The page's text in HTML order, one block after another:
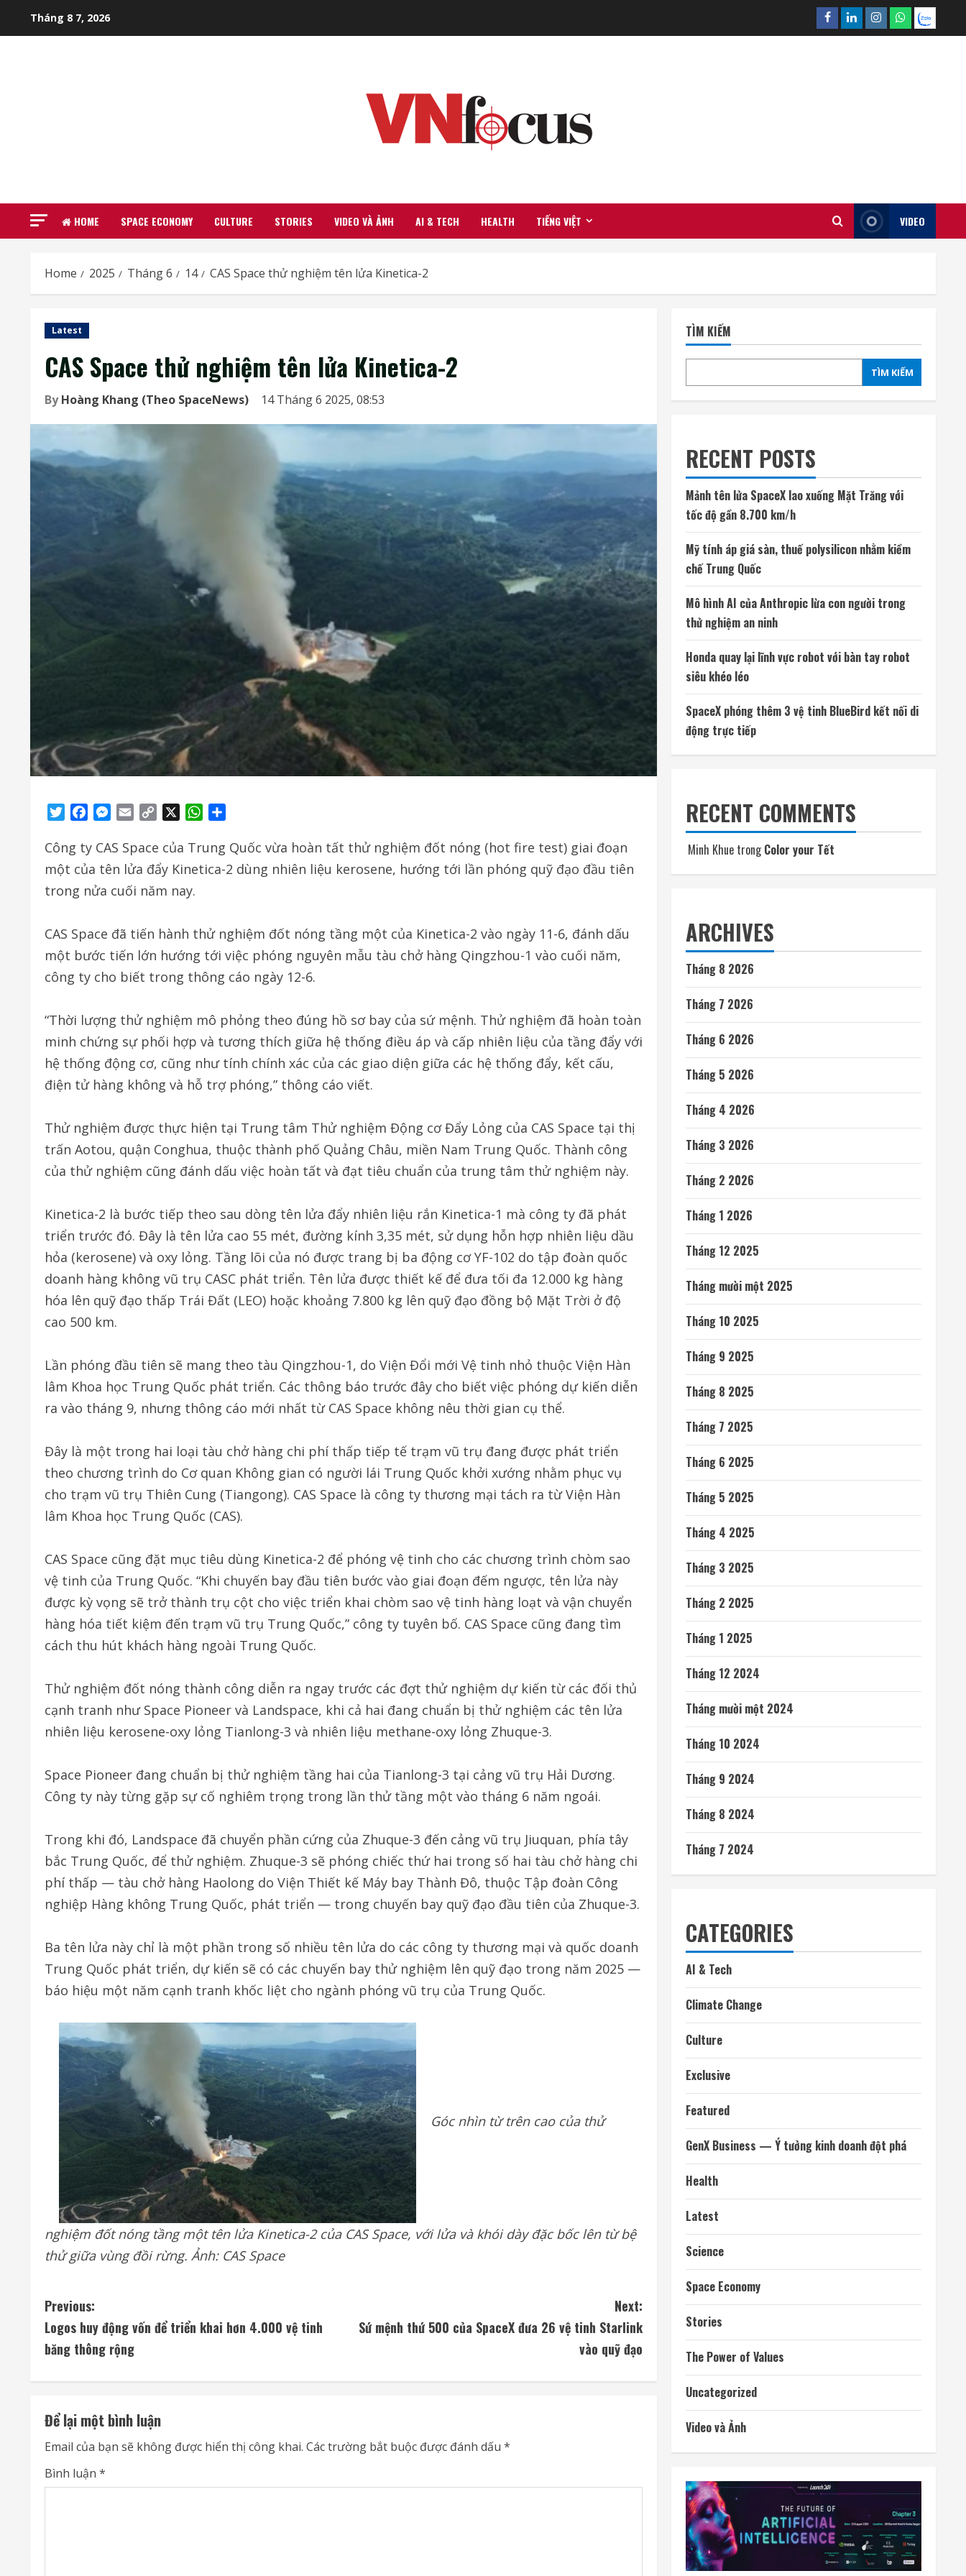
Tháng 8 7, 2026 Facebook
LinkedinInstagram
What’sapp
Zalo
HOME SPACE ECONOMY CULTURE STORIES VIDEO VÀ ẢNH AI & TECH HEALTH TIẾNG VIỆT VIDEO
Home 2025 Tháng 6 14 CAS Space thử nghiệm tên lửa Kinetica-2
Latest
CAS Space thử nghiệm tên lửa Kinetica-2
ByHoàng Khang (Theo SpaceNews) 14 Tháng 6 2025, 08:53
TwitterFacebookMessenger
Email
Copy
WhatsApp
Công ty CAS Space của Trung Quốc vừa hoàn tất thử nghiệm đốt nóng (hot fire test) giai đoạn
một của tên lửa đẩy Kinetica-2 dùng nhiên liệu kerosene, hướng tới lần phóng quỹ đạo đầu tiên
trong nửa cuối năm nay.
CAS Space đã tiến hành thử nghiệm đốt nóng tầng một của Kinetica-2 vào ngày 11-6, đánh dấu
một bước tiến lớn hướng tới việc phóng nguyên mẫu tàu chở hàng Qingzhou-1 vào cuối năm,
công ty cho biết trong thông cáo ngày 12-6.
“Thời lượng thử nghiệm mô phỏng theo đúng hồ sơ bay của sứ mệnh. Thử nghiệm đã hoàn toàn
minh chứng sự phối hợp và tương thích giữa hệ thống điều áp và cấp nhiên liệu của tầng đẩy với
hệ thống động cơ, cũng như tính chính xác của các giao diện giữa các hệ thống đẩy, kết cấu,
điện tử hàng không và hỗ trợ phóng,” thông cáo viết.
Thử nghiệm được thực hiện tại Trung tâm Thử nghiệm Động cơ Đẩy Lỏng của CAS Space tại thị
trấn Aotou, quận Conghua, thuộc thành phố Quảng Châu, miền Nam Trung Quốc. Thành công
của thử nghiệm cũng đánh dấu việc hoàn tất và đạt tiêu chuẩn của trung tâm thử nghiệm này.
Kinetica-2 là bước tiếp theo sau dòng tên lửa đẩy nhiên liệu rắn Kinetica-1 mà công ty đã phát
triển trước đó. Đây là tên lửa cao 55 mét, đường kính 3,35 mét, sử dụng hỗn hợp nhiên liệu dầu
hỏa (kerosene) và oxy lỏng. Tầng lõi của nó được trang bị ba động cơ YF-102 do tập đoàn quốc
doanh hàng không vũ trụ CASC phát triển. Tên lửa được thiết kế để đưa tối đa 12.000 kg hàng
hóa lên quỹ đạo thấp Trái Đất (LEO) hoặc khoảng 7.800 kg lên quỹ đạo đồng bộ Mặt Trời ở độ
cao 500 km.
Lần phóng đầu tiên sẽ mang theo tàu Qingzhou-1, do Viện Đổi mới Vệ tinh nhỏ thuộc Viện Hàn
lâm Khoa học Trung Quốc phát triển. Các thông báo trước đây cho biết việc phóng dự kiến diễn
ra vào tháng 9, nhưng thông cáo mới nhất từ CAS Space không nêu thời gian cụ thể.
Đây là một trong hai loại tàu chở hàng chi phí thấp tiếp tế trạm vũ trụ đang được phát triển
theo chương trình do Cơ quan Không gian có người lái Trung Quốc khởi xướng nhằm phục vụ
cho trạm vũ trụ Thiên Cung (Tiangong). CAS Space là công ty thương mại tách ra từ Viện Hàn
lâm Khoa học Trung Quốc (CAS).
CAS Space cũng đặt mục tiêu dùng Kinetica-2 để phóng vệ tinh cho các chương trình chòm sao
vệ tinh của Trung Quốc. “Khi chuyến bay đầu tiên bước vào giai đoạn đếm ngược, tên lửa này
được kỳ vọng sẽ trở thành trụ cột cho việc triển khai chòm sao vệ tinh hàng loạt và vận chuyển
hàng hóa tiết kiệm đến trạm vũ trụ Trung Quốc,” công ty tuyên bố. CAS Space cũng đang tìm
cách thu hút khách hàng ngoài Trung Quốc.
Thử nghiệm đốt nóng thành công diễn ra ngay trước các đợt thử nghiệm dự kiến từ các đối thủ
cạnh tranh như Space Pioneer và Landspace, khi cả hai đang chuẩn bị thử nghiệm các tên lửa
nhiên liệu kerosene-oxy lỏng Tianlong-3 và nhiên liệu methane-oxy lỏng Zhuque-3.
Space Pioneer đang chuẩn bị thử nghiệm tầng hai của Tianlong-3 tại cảng vũ trụ Hải Dương.
Công ty này từng gặp sự cố nghiêm trọng trong lần thử tầng một vào tháng 6 năm ngoái.
Trong khi đó, Landspace đã chuyển phần cứng của Zhuque-3 đến cảng vũ trụ Jiuquan, phía tây
bắc Trung Quốc, để thử nghiệm. Zhuque-3 sẽ phóng chiếc thứ hai trong số hai tàu chở hàng chi
phí thấp — tàu chở hàng Haolong do Viện Thiết kế Máy bay Thành Đô, thuộc Tập đoàn Công
nghiệp Hàng không Trung Quốc, phát triển — trong chuyến bay quỹ đạo đầu tiên của Zhuque-3.
Ba tên lửa này chỉ là một phần trong số nhiều tên lửa do các công ty thương mại và quốc doanh
Trung Quốc phát triển, dự kiến sẽ có các chuyến bay thử nghiệm lên quỹ đạo trong năm 2025 —
báo hiệu một năm cạnh tranh khốc liệt cho ngành phóng vũ trụ của Trung Quốc.
Góc nhìn từ trên cao của thử
nghiệm đốt nóng tầng một tên lửa Kinetica-2 của CAS Space, với lửa và khói dày đặc bốc lên từ bệ
thử giữa vùng đồi rừng. Ảnh: CAS Space
C
o
i
n
u
Previous:
Logos huy động vốn để triển khai hơn 4.000 vệ tinh
băng thông rộng
Next:
Sứ mệnh thứ 500 của SpaceX đưa 26 vệ tinh Starlink
vào quỹ đạo
Để lại một bình luận
Email của bạn sẽ không được hiển thị công khai. Các trường bắt buộc được đánh dấu *
Bình luận *
TÌM KIẾM
TÌM KIẾM
RECENT POSTS
Mảnh tên lửa SpaceX lao xuống Mặt Trăng với
tốc độ gần 8.700 km/h
Mỹ tính áp giá sàn, thuế polysilicon nhằm kiềm
chế Trung Quốc
Mô hình AI của Anthropic lừa con người trong
thử nghiệm an ninh
Honda quay lại lĩnh vực robot với bàn tay robot
siêu khéo léo
SpaceX phóng thêm 3 vệ tinh BlueBird kết nối di
động trực tiếp
RECENT COMMENTS
Minh Khue trongColor your Tết
ARCHIVES
Tháng 8 2026
Tháng 7 2026
Tháng 6 2026
Tháng 5 2026
Tháng 4 2026
Tháng 3 2026
Tháng 2 2026
Tháng 1 2026
Tháng 12 2025
Tháng mười một 2025
Tháng 10 2025
Tháng 9 2025
Tháng 8 2025
Tháng 7 2025
Tháng 6 2025
Tháng 5 2025
Tháng 4 2025
Tháng 3 2025
Tháng 2 2025
Tháng 1 2025
Tháng 12 2024
Tháng mười một 2024
Tháng 10 2024
Tháng 9 2024
Tháng 8 2024
Tháng 7 2024
CATEGORIES
AI & Tech
Climate Change
Culture
Exclusive
Featured
GenX Business — Ý tưởng kinh doanh đột phá
Health
Latest
Science
Space Economy
Stories
The Power of Values
Uncategorized
Video và Ảnh